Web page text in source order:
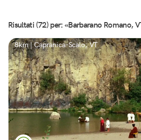
Risultati (72) per: «Barbarano Romano,
8km | Capranica-Scalo, VT